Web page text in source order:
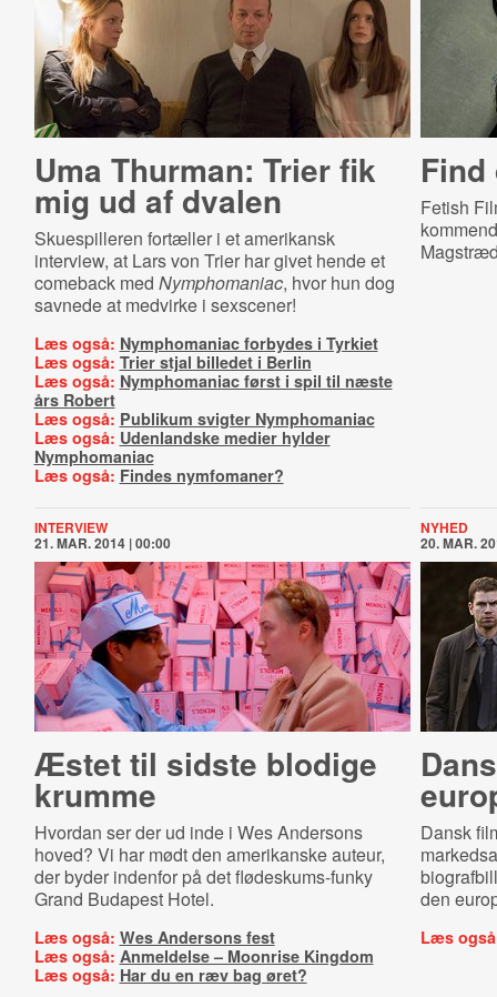
Uma Thurman: Trier fik
mig ud af dvalen
Skuespilleren fortæller i et amerikansk
interview, at Lars von Trier har givet hende et
comeback med Nymphomaniac, hvor hun dog
savnede at medvirke i sexscener!
Læs også: Nymphomaniac forbydes i Tyrkiet
Læs også: Trier stjal billedet i Berlin
Læs også: Nymphomaniac først i spil til næste
års Robert
Læs også: Publikum svigter Nymphomaniac
Læs også: Udenlandske medier hylder
Nymphomaniac
Læs også: Findes nymfomaner?
Fetish
INTERVIEW
21. MAR. 2014 | 00:00
Æstet til sidste blodige
krumme
Hvordan ser der ud inde i Wes Andersons
hoved? Vi har mødt den amerikanske auteur,
der byder indenfor på det flødeskums-funky
Grand Budapest Hotel.
Læs også: Wes Andersons fest
Læs også: Anmeldelse – Moonrise Kingdom
Læs også: Har du en ræv bag øret?
NYHED
20. MAR.
Dansk
den
Læs